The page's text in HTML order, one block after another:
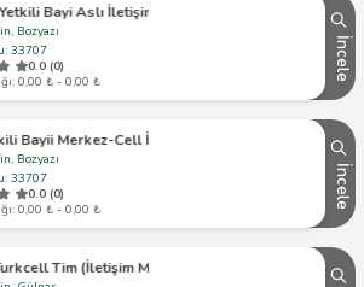
Bayi Aslı İletişim
Bozyazı
33707
0.0 (0)
0,00 ₺ - 0,00 ₺
İncele
Merkez-Cell İletişim
Bozyazı
33707
0.0 (0)
0,00 ₺ - 0,00 ₺
İncele
Tim (İletişim Merkezi)